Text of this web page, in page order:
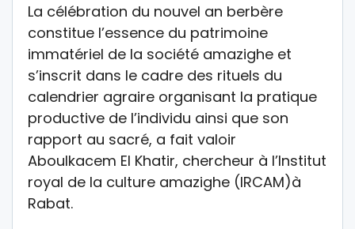
La célébration du nouvel an berbère
constitue l’essence du patrimoine
immatériel de la société amazighe et
s’inscrit dans le cadre des rituels du
calendrier agraire organisant la pratique
productive de l’individu ainsi que son
rapport au sacré, a fait valoir
Aboulkacem El Khatir, chercheur à l’Institut
royal de la culture amazighe (IRCAM)à
Rabat.